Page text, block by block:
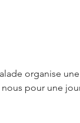
organise
pour une